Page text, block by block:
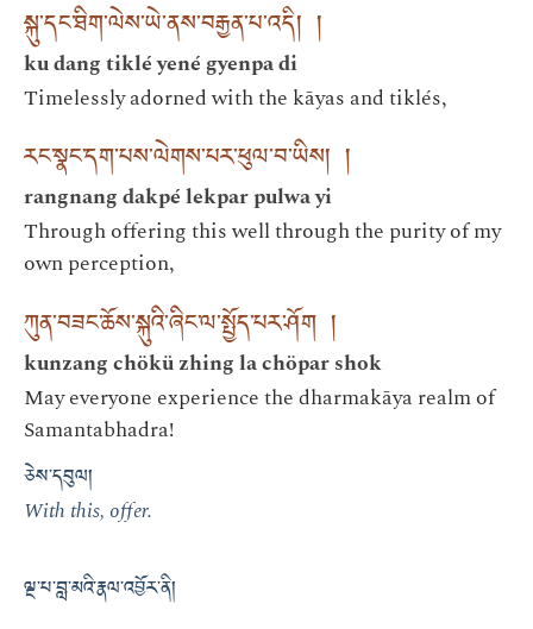
སྐུ་དང་ཐིག་ལེས་ཡེ་ནས་བརྒྱན་པ་འདི། །
ku dang tiklé yené gyenpa di
Timelessly adorned with the kāyas and tiklés,
རང་སྣང་དག་པས་ལེགས་པར་ཕུལ་བ་ཡིས། །
rangnang dakpé lekpar pulwa yi
Through offering this well through the purity of my
own perception,
ཀུན་བཟང་ཆོས་སྐུའི་ཞིང་ལ་སྤྱོད་པར་ཤོག །
kunzang chökü zhing la chöpar shok
May everyone experience the dharmakāya realm of
Samantabhadra!
ཅེས་དབུལ།
With this, offer.
ལྔ་པ་བླ་མའི་རྣལ་འབྱོར་ནི།